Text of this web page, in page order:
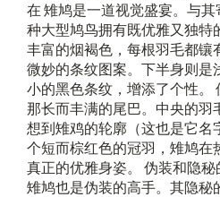
在 雉鸠是一道视觉盛宴。与
种大型鸠鸟拥有既优雅又独特
丰富的烟褐色，每根羽毛都镶
微妙的条纹图案。下半身则是
小的黑色条纹，增添了个性。
那长而丰满的尾巴。中央的羽
想到雉鸡的轮廓（这也是它名
个短而棕红色的冠羽，雉鸠在
真正的优雅身姿。 伪装和隐秘
雉鸠也是伪装的高手。其隐秘